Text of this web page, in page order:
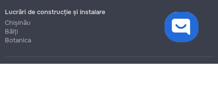
Lucrări de construcție și instalare
Chișinău
Bălți
Botanica